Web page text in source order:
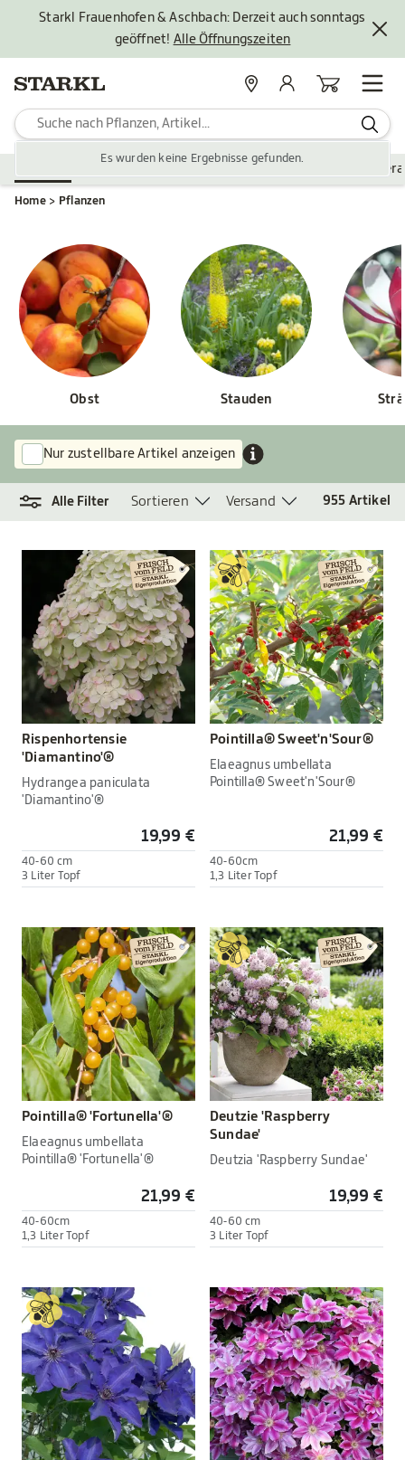
Starkl Frauenhofen & Aschbach: Derzeit auch sonntags
geöffnet! Alle Öffnungszeiten
Es wurden keine Ergebnisse gefunden.
StandorteMein KontoWarenkorb
Zubehör Gartengestaltung
Home Pflanzen
Obst Stauden
Nur zustellbare Artikel anzeigen
Alle Filter Sortieren Versand 955 Artikel
Rispenhortensie
'Diamantino'®
Hydrangea paniculata
'Diamantino'®
19,99 €
40-60 cm
3 Liter Topf
Pointilla® Sweet'n'Sour®
Elaeagnus umbellata
Pointilla® Sweet'n'Sour®
21,99 €
40-60cm
1,3 Liter Topf
Pointilla® 'Fortunella'®
Elaeagnus umbellata
Pointilla® 'Fortunella'®
21,99 €
40-60cm
1,3 Liter Topf
Deutzie 'Raspberry
Sundae'
Deutzia 'Raspberry Sundae'
19,99 €
40-60 cm
3 Liter Topf